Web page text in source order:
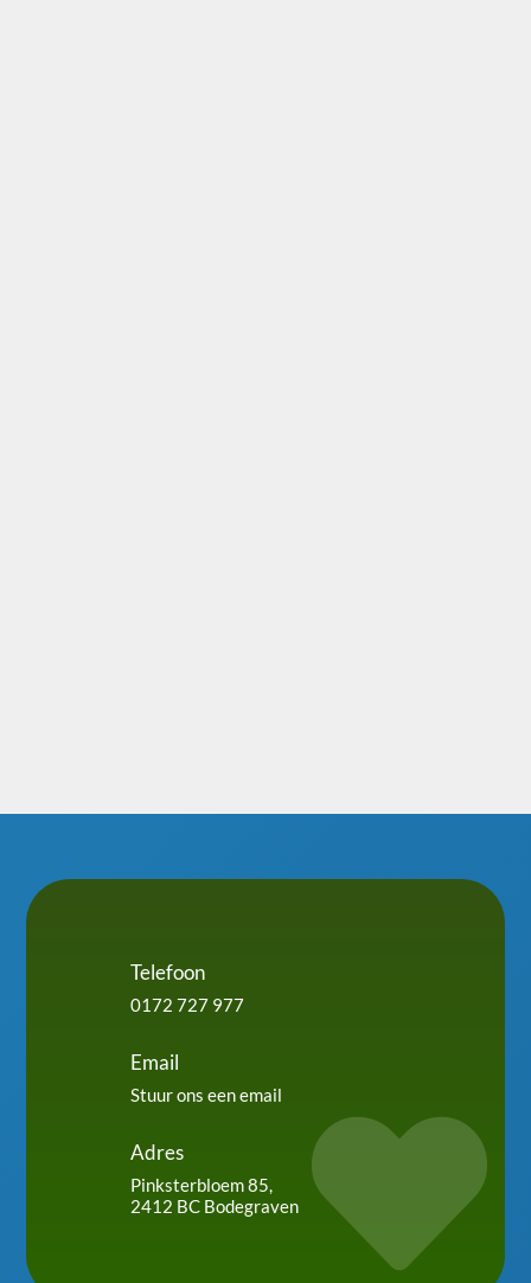
Telefoon
0172 727 977
Email
Stuur ons een email
Adres
Pinksterbloem 85,
2412 BC Bodegraven
